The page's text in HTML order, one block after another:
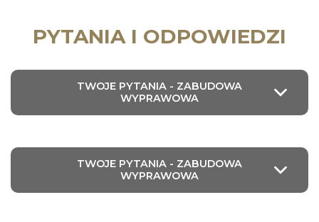
PYTANIA I ODPOWIEDZI
TWOJE PYTANIA - ZABUDOWA
WYPRAWOWA
TWOJE PYTANIA - ZABUDOWA
WYPRAWOWA